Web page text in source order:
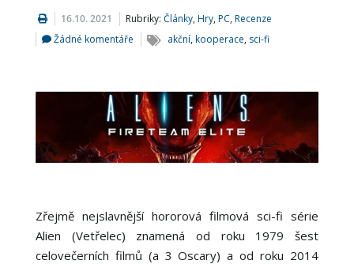
16.10. 2021 Rubriky: Články,Hry,PC,Recenze
Žádné komentáře
akční,kooperace, sci-fi
Zřejmě nejslavnější hororová filmová sci-fi série
Alien (Vetřelec) znamená od roku 1979 šest
celovečerních filmů (a 3 Oscary) a od roku 2014